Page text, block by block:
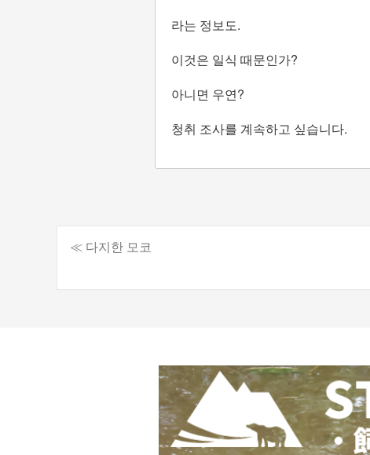
라는 정보도.
이것은 일식 때문인가?
아니면 우연?
청취 조사를 계속하고 싶습니다.
게
시
≪ 다지한 모코